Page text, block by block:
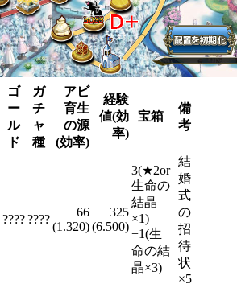
ゴ
ー
ル
ド
ガ
チ
ャ
種
アビ
育生
の源
(効率)
経験
値(効
率)
宝箱
備
考
????????
66
(1.320)
325
(6.500)
3(★2or
生命の
結晶
×1)
+1(生
命の結
晶×3)
結
婚
式
の
招
待
状
×5